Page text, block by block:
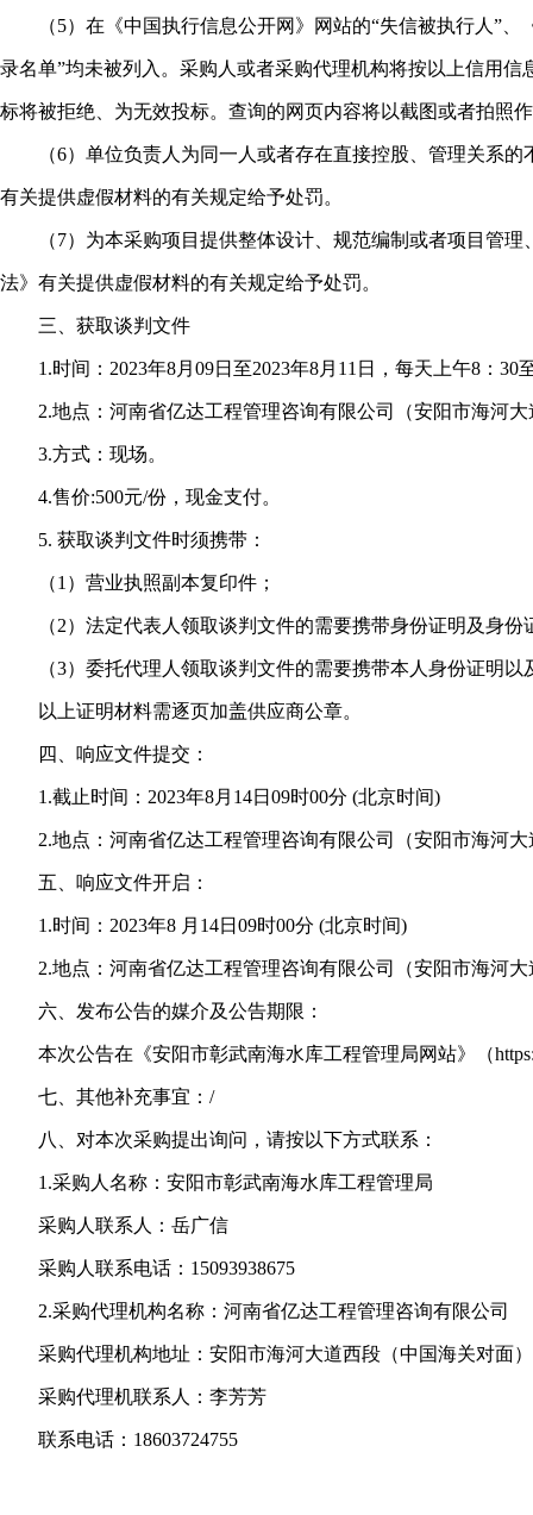
（5）在《中国执行信息公开网》网站的“失信被执行人”、
录名单”均未被列入。采购人或者采购代理机构将按以上信用
标将被拒绝、为无效投标。查询的网页内容将以截图或者拍照
（6）单位负责人为同一人或者存在直接控股、管理关系的
有关提供虚假材料的有关规定给予处罚。
（7）为本采购项目提供整体设计、规范编制或者项目管理
法》有关提供虚假材料的有关规定给予处罚。
三、获取谈判文件
1.时间：2023年8月09日至2023年8月11日，每天上午8：30
2.地点：河南省亿达工程管理咨询有限公司（安阳市海河大
3.方式：现场。
4.售价:500元/份，现金支付。
5. 获取谈判文件时须携带：
（1）营业执照副本复印件；
（2）法定代表人领取谈判文件的需要携带身份证明及身份
（3）委托代理人领取谈判文件的需要携带本人身份证明以
以上证明材料需逐页加盖供应商公章。
四、响应文件提交：
1.截止时间：2023年8月14日09时00分 (北京时间)
2.地点：河南省亿达工程管理咨询有限公司（安阳市海河大
五、响应文件开启：
1.时间：2023年8 月14日09时00分 (北京时间)
2.地点：河南省亿达工程管理咨询有限公司（安阳市海河大
六、发布公告的媒介及公告期限：
本次公告在《安阳市彰武南海水库工程管理局网站》（
七、其他补充事宜：/
八、对本次采购提出询问，请按以下方式联系：
1.采购人名称：安阳市彰武南海水库工程管理局
采购人联系人：岳广信
采购人联系电话：15093938675
2.采购代理机构名称：河南省亿达工程管理咨询有限公司
采购代理机构地址：安阳市海河大道西段（中国海关对面）
采购代理机联系人：李芳芳
联系电话：18603724755